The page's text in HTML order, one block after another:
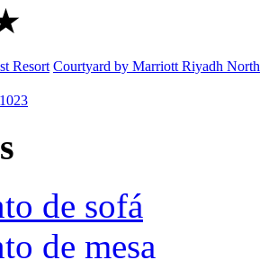
Resort Courtyard by Marriott Riyadh
de sofá
de mesa